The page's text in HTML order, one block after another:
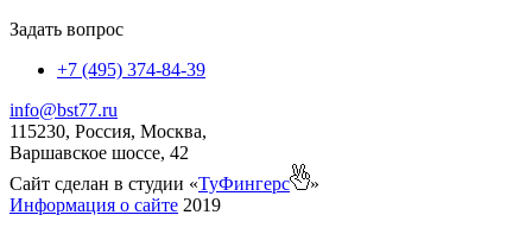
Задать вопрос
+7 (495) 374-84-39
info@bst77.ru
115230, Россия, Москва,
Варшавское шоссе, 42
Сайт сделан в студии «ТуФингерс
»
Информация о сайте 2019